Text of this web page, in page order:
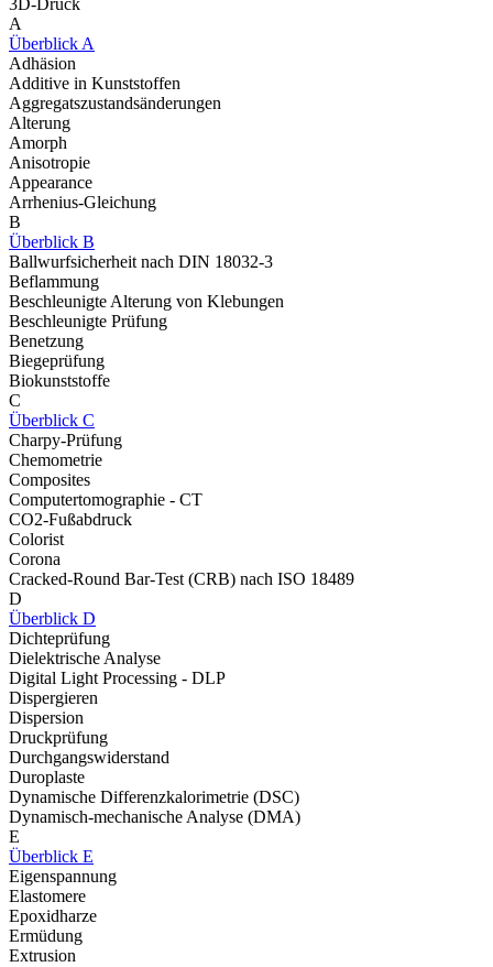
3D-Druck
A
Überblick A
Adhäsion
Additive in Kunststoffen
Aggregatszustandsänderungen
Alterung
Amorph
Anisotropie
Appearance
Arrhenius-Gleichung
B
Überblick B
Ballwurfsicherheit nach DIN 18032-3
Beflammung
Beschleunigte Alterung von Klebungen
Beschleunigte Prüfung
Benetzung
Biegeprüfung
Biokunststoffe
C
Überblick C
Charpy-Prüfung
Chemometrie
Composites
Computertomographie - CT
CO2-Fußabdruck
Colorist
Corona
Cracked-Round Bar-Test (CRB) nach ISO 18489
D
Überblick D
Dichteprüfung
Dielektrische Analyse
Digital Light Processing - DLP
Dispergieren
Dispersion
Druckprüfung
Durchgangswiderstand
Duroplaste
Dynamische Differenzkalorimetrie (DSC)
Dynamisch-mechanische Analyse (DMA)
E
Überblick E
Eigenspannung
Elastomere
Epoxidharze
Ermüdung
Extrusion